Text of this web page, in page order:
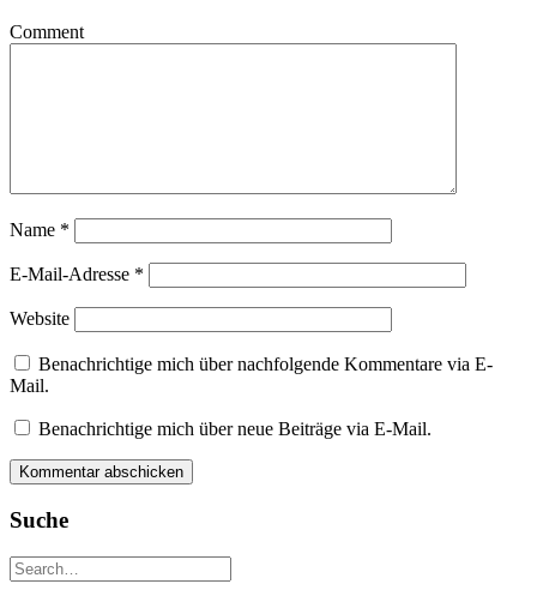
Comment
Name *
E-Mail-Adresse *
Website
Benachrichtige mich über nachfolgende Kommentare via E-
Mail.
Benachrichtige mich über neue Beiträge via E-Mail.
Suche